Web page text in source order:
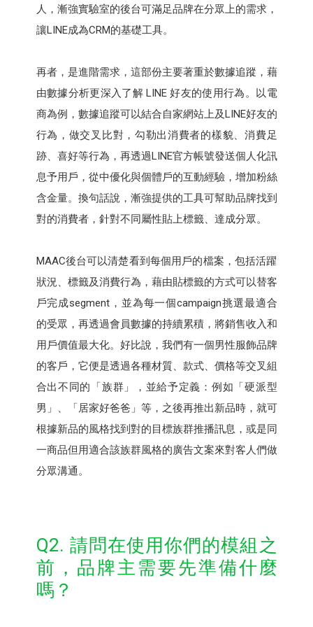
人，漸強實驗室的後台可滿足品牌在分眾上的需求，
讓LINE成為CRM的基礎工具。
再者，是進階需求，這部份主要著重於數據追蹤，藉
由數據分析更深入了解 LINE 好友的使用行為。以電
商為例，數據追蹤可以結合自家網站上及LINE好友的
行為，做交叉比對，勾勒出消費者的樣貌、消費足
跡、喜好等行為，再透過LINE官方帳號發送個人化訊
息予用戶，從中優化與個體戶的互動經驗，增加粉絲
含金量。換句話說，漸強提供的工具可幫助品牌找到
對的消費者，針對不同屬性貼上標籤、達成分眾。
MAAC後台可以清楚看到每個用戶的檔案，包括活躍
狀況、標籤及消費行為，藉由貼標籤的方式可以替客
戶完成segment，並為每一個campaign挑選最適合
的受眾，再透過會員數據的持續累積，將銷售收入和
用戶價值最大化。好比說，我們有一個男性服飾品牌
的客戶，它便是透過各種材質、款式、價格等交叉組
合出不同的「族群」，並給予定義：例如「硬派型
男」、「居家好爸爸」等，之後再推出新品時，就可
根據新品的風格找到對的目標族群推播訊息，或是同
一商品但用適合該族群風格的廣告文案來對客人們做
分眾溝通。
Q2. 請問在使用你們的模組之
前，品牌主需要先準備什麼
嗎？